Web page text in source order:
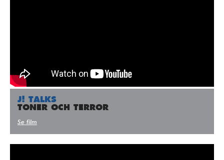
J! TALKS
TONER OCH TERROR
Se film